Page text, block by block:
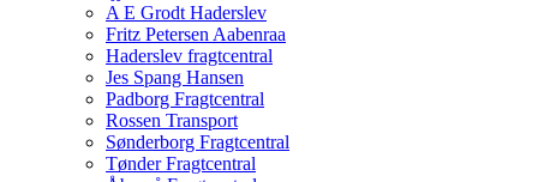
A E Grodt Haderslev
Fritz Petersen Aabenraa
Haderslev fragtcentral
Jes Spang Hansen
Padborg Fragtcentral
Rossen Transport
Sønderborg Fragtcentral
Tønder Fragtcentral